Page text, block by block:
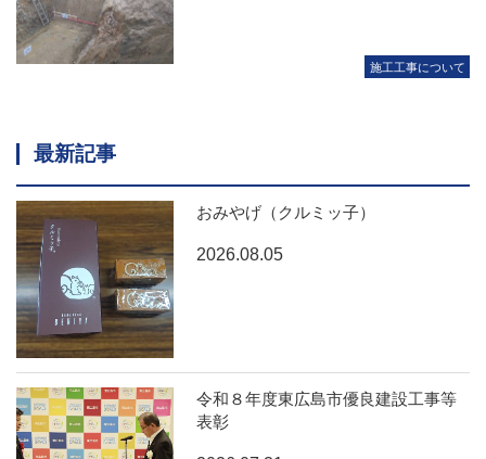
施工工事について
最新記事
おみやげ（クルミッ子）
2026.08.05
令和８年度東広島市優良建設工事等
表彰